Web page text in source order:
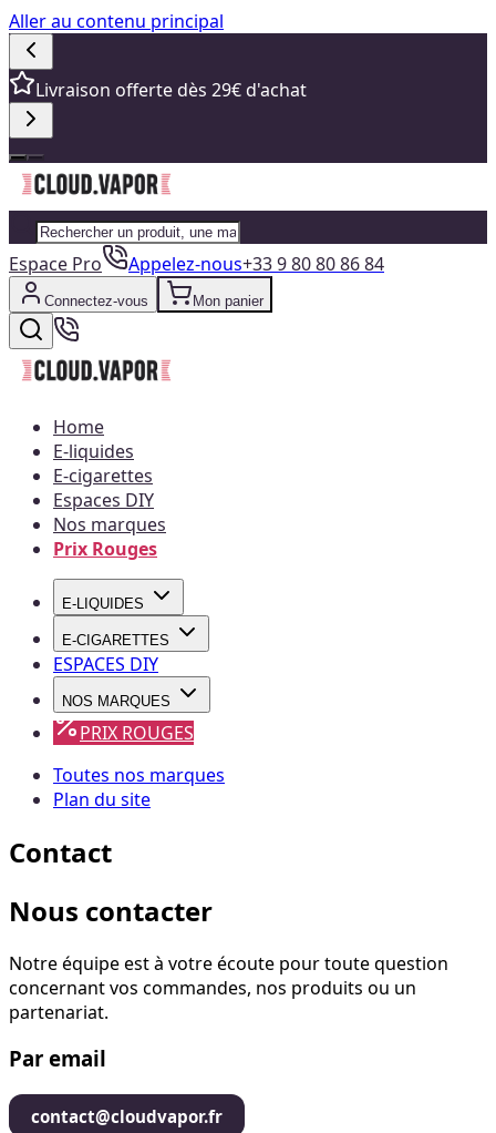
Aller au contenu principal
Livraison offerte dès 29€ d'achat
Espace Pro Appelez-nous+33 9 80 80 86 84
Connectez-vous Mon panier
Home
E-liquides
E-cigarettes
Espaces DIY
Nos marques
Prix Rouges
E-LIQUIDES
E-CIGARETTES
ESPACES DIY
NOS MARQUES
PRIX ROUGES
Toutes nos marques
Plan du site
Contact
Nous contacter
Notre équipe est à votre écoute pour toute question
concernant vos commandes, nos produits ou un
partenariat.
Par email
contact@cloudvapor.fr